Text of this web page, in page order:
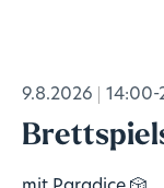
9.8.2026 14:00-